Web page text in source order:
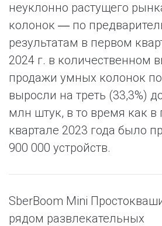
неуклонно растущего
колонок ― по
результатам в первом
2024 г. в количественном
продажи умных колонок
выросли на треть (33,3%)
млн штук, в то время как в
квартале 2023 года было
900 000 устройств.
SberBoom Mini
рядом развлекательных